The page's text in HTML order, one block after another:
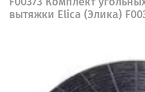
вытяжки Elica (Элика)